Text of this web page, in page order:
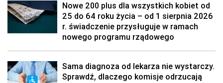
Nowe 200 plus dla wszystkich kobiet od
25 do 64 roku życia – od 1 sierpnia 2026
r. świadczenie przysługuje w ramach
nowego programu rządowego
Sama diagnoza od lekarza nie wystarczy.
Sprawdź, dlaczego komisje odrzucają